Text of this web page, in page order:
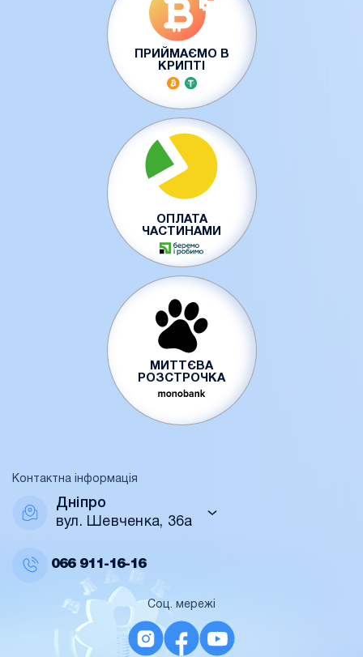
ПРИЙМАЄМО В
КРИПТІ
ОПЛАТА
ЧАСТИНАМИ
МИТТЄВА
РОЗСТРОЧКА
Контактна інформація
Дніпро
вул. Шевченка, 36а
066911-16-16
Соц. мережі